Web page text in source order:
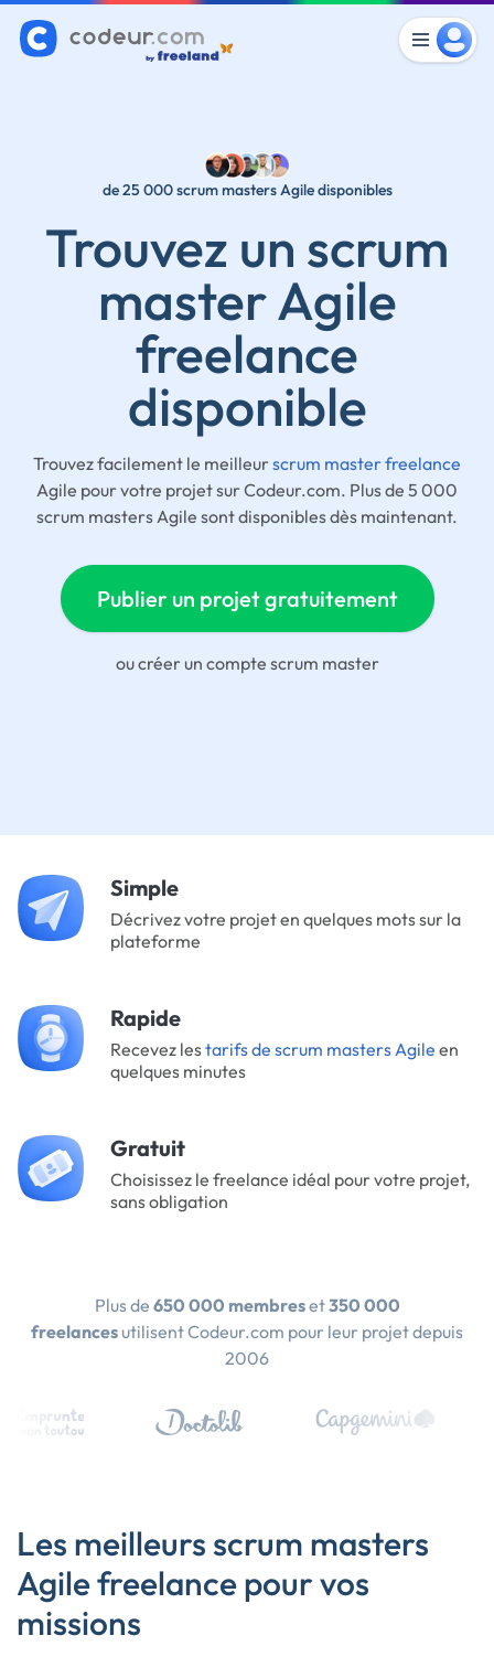
de 25 000 scrum masters Agile disponibles
Trouvez un scrum
master Agile
freelance
disponible
Trouvez facilement le meilleurscrum master freelance
Agile pour votre projet sur Codeur.com. Plus de 5 000
scrum masters Agile sont disponibles dès maintenant.
Publier un projet gratuitement
oucréer un compte scrum master
Simple
Décrivez votre projet en quelques mots sur la
plateforme
Rapide
Recevez lestarifs de scrum masters Agile en
quelques minutes
Gratuit
Choisissez le freelance idéal pour votre projet,
sans obligation
Plus de 650 000 membreset350 000
freelances utilisent Codeur.com pour leur projet depuis
2006
Les meilleurs scrum masters
Agile freelance pour vos
missions